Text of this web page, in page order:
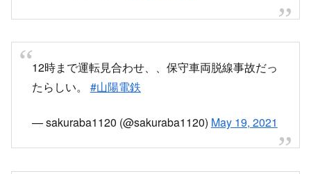
たらしい。#山陽電鉄
— sakuraba1120 (@sakuraba1120)
山陽電鉄の脱線なにがあったの？